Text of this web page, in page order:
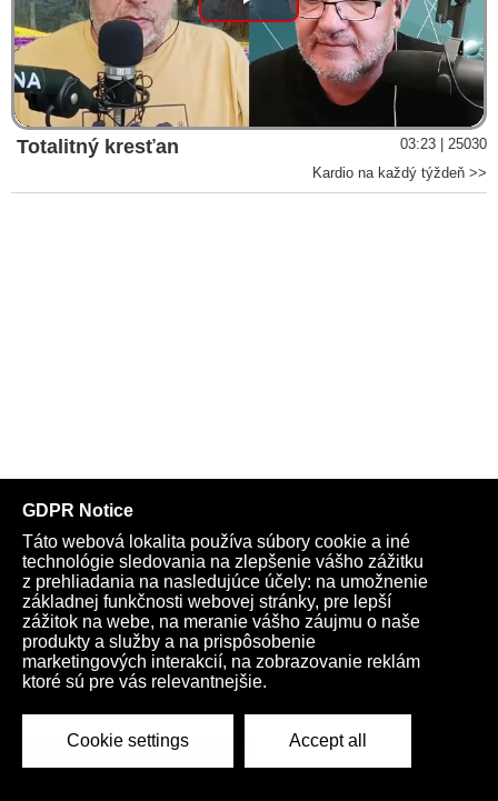
Play
Video
Totalitný kresťan
03:23 | 25030
Kardio na každý týždeň >>
Anketa FICHEE MEDIA: